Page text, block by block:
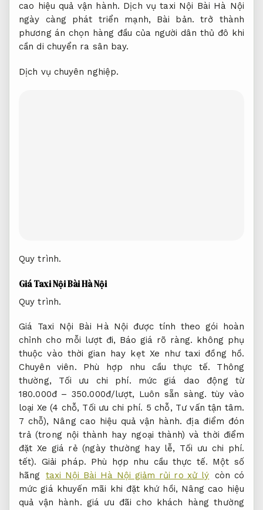
cao hiệu quả vận hành. Dịch vụ taxi Nội Bài Hà Nội
ngày càng phát triển mạnh, Bài bản. trở thành
phương án chọn hàng đầu của người dân thủ đô khi
cần di chuyển ra sân bay.
Dịch vụ chuyên nghiệp.
Quy trình.
Giá Taxi Nội Bài Hà Nội
Quy trình.
Giá Taxi Nội Bài Hà Nội được tính theo gói hoàn
chỉnh cho mỗi lượt đi, Báo giá rõ ràng. không phụ
thuộc vào thời gian hay kẹt Xe như taxi đồng hồ.
Chuyên viên.
Phù hợp nhu cầu thực tế. Thông
thường, Tối ưu chi phí. mức giá dao động từ
180.000đ – 350.000đ/lượt, Luôn sẵn sàng. tùy vào
loại Xe (4 chỗ, Tối ưu chi phí. 5 chỗ, Tư vấn tận tâm.
7 chỗ), Nâng cao hiệu quả vận hành. địa điểm đón
trả (trong nội thành hay ngoại thành) và thời điểm
đặt Xe giá rẻ (ngày thường hay lễ, Tối ưu chi phí.
tết). Giải pháp. Phù hợp nhu cầu thực tế. Một số
hãng taxi Nội Bài Hà Nội giảm rủi ro xử lý còn có
mức giá khuyến mãi khi đặt khứ hồi, Nâng cao hiệu
quả vận hành. giá ưu đãi cho khách hàng thường